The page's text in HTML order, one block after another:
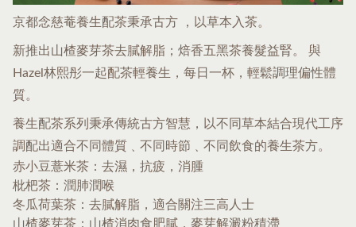
京都念慈菴養生配茶秉承古方 ，以草本入茶。
新推出山楂麥芽茶去膩解脂；焙香五黑茶養髮益腎。 與
Hazel林熙彤一起配茶輕養生，每日一杯，輕鬆調理偏性體
質。
養生配茶系列秉承傳統古方智慧，以不同草本結合現代工序
調配出適合不同體質﹑不同時節﹑不同飲食的養生茶方。
赤小豆薏米茶：去濕，抗疲，消腫
枇杷茶：潤肺潤喉
冬瓜荷葉茶：去膩解脂，適合關注三高人士
山楂麥芽茶：山楂消肉食肥膩，麥芽解澱粉積滯